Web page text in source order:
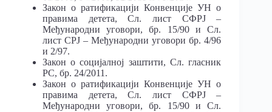
Закон о ратификацији Конвенције УН о
правима детета, Сл. лист СФРЈ –
Међународни уговори, бр. 15/90 и Сл.
лист СРЈ – Међународни уговори бр. 4/96
и 2/97.
Закон о социјалној заштити, Сл. гласник
РС, бр. 24/2011.
Закон о ратификацији Конвенције УН о
правима детета, Сл. лист СФРЈ –
Међународни уговори, бр. 15/90 и Сл.